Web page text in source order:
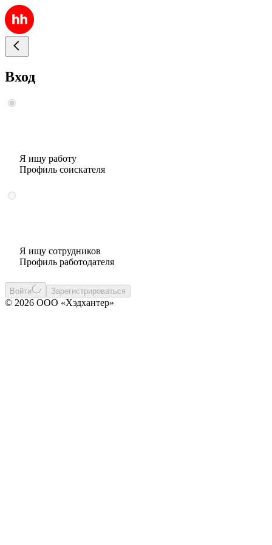
Вход
Я ищу работу
Профиль соискателя
Я ищу сотрудников
Профиль работодателя
Войти Зарегистрироваться
© 2026 ООО «Хэдхантер»